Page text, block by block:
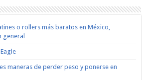
o rollers más baratos en México,
general
maneras de perder peso y ponerse en